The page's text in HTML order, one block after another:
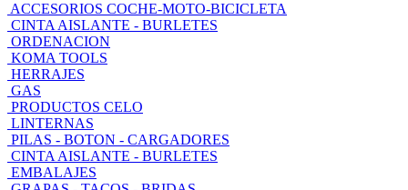
ACCESORIOS COCHE-MOTO-BICICLETA
CINTA AISLANTE - BURLETES
ORDENACION
KOMA TOOLS
HERRAJES
GAS
PRODUCTOS CELO
LINTERNAS
PILAS - BOTON - CARGADORES
CINTA AISLANTE - BURLETES
EMBALAJES